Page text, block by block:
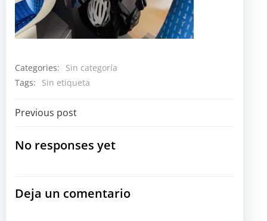
Categories:
Sin categoría
Tags:
Sin etiqueta
Navegación
por
entradas
Previous post
No responses yet
Deja un comentario